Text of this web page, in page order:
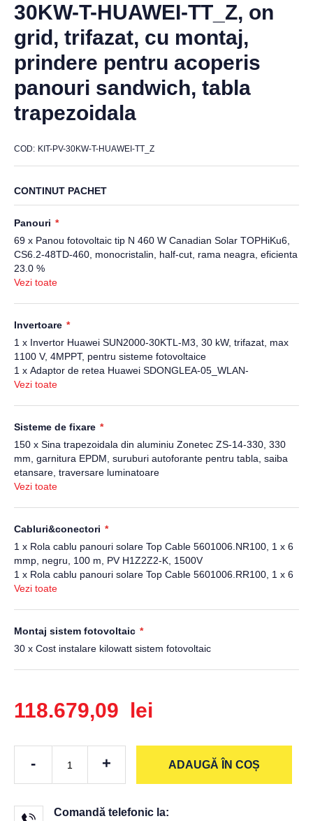
30KW-T-HUAWEI-TT_Z, on
grid, trifazat, cu montaj,
prindere pentru acoperis
panouri sandwich, tabla
trapezoidala
COD KIT-PV-30KW-T-HUAWEI-TT_Z
CONTINUT PACHET
Panouri
69 x Panou fotovoltaic tip N 460 W Canadian Solar TOPHiKu6,
CS6.2-48TD-460, monocristalin, half-cut, rama neagra, eficienta
23.0 %
Vezi toate
Invertoare
1 x Invertor Huawei SUN2000-30KTL-M3, 30 kW, trifazat, max
1100 V, 4MPPT, pentru sisteme fotovoltaice
1 x Adaptor de retea Huawei SDONGLEA-05_WLAN-
FE_AP+STA, WiFi / Ethernet
Vezi toate
Sisteme de fixare
150 x Sina trapezoidala din aluminiu Zonetec ZS-14-330, 330
mm, garnitura EPDM, suruburi autoforante pentru tabla, saiba
etansare, traversare luminatoare
24 x Clema de capat Zonetec ZS-06-30/40 pentru panouri
fotovoltaice cu grosime 30-40 mm
69 x Clema Zonetec ZS-49-K-4 pentru fixarea cablului solar pe
sina din aluminiu ZS-01-2220
Vezi toate
Cabluri&conectori
1 x Rola cablu panouri solare Top Cable 5601006.NR100, 1 x 6
mmp, negru, 100 m, PV H1Z2Z2-K, 1500V
1 x Rola cablu panouri solare Top Cable 5601006.RR100, 1 x 6
mmp, rosu, 100 m, PV H1Z2Z2-K, 1500V
sisteme fotovoltaice
Vezi toate
Montaj sistem fotovoltaic
30 x Cost instalare kilowatt sistem fotovoltaic
118.679,09 lei
- + ADAUGĂ ÎN COȘ
Comandă telefonic la: